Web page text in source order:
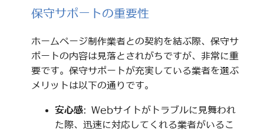
保守サポートの重要性
ホームページ制作業者との契約を結ぶ際、保守サ
ポートの内容は見落とされがちですが、非常に重
要です。保守サポートが充実している業者を選ぶ
メリットは以下の通りです。
安心感: Webサイトがトラブルに見舞われ
た際、迅速に対応してくれる業者がいるこ